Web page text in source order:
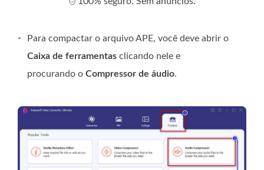
-
Para compactar o arquivo APE, você deve abrir o
Caixa de ferramentas clicando nele e
procurando o Compressor de áudio.